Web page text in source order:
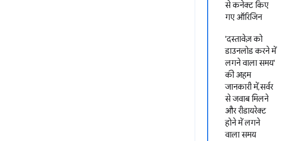
से कनेक्ट किए
गए ऑरिजिन
'दस्तावेज़ को
डाउनलोड करने में
लगने वाला समय'
की अहम
जानकारी में, सर्वर
से जवाब मिलने
और रीडायरेक्ट
होने में लगने
वाला समय